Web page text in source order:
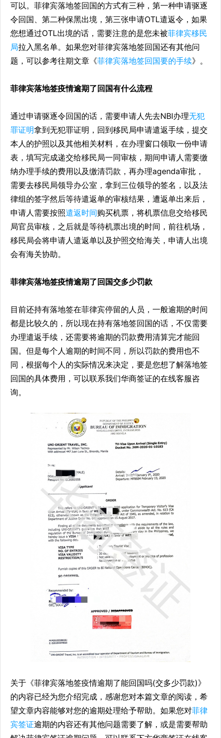
可以。菲律宾落地签回国的方式有三种，第一种申请驱逐
令回国、第二种保黑出境，第三张申请OTL遣返令，如果
您想通过OTL出境的话，需要注意的是您未被菲律宾移民
局拉入黑名单。如果您对菲律宾落地签回国还有其他问
题，可以参考往期文章《菲律宾落地签回国要的手续》。
菲律宾落地签疫情逾期了回国有什么流程
通过申请驱逐令回国的话，需要申请人先去NBI办理无犯
罪证明拿到无犯罪证明，回到移民局申请遣返手续，提交
本人的护照以及其他相关材料，在办理窗口领取一份申请
表，填写完成递交给移民局一同审核，期间申请人需要缴
纳办理手续的费用以及缴清罚款，再办理agenda审批，
需要去移民局领导办公室，拿到三位领导的签名，以及法
律组的签字然后等待遣返单的审核结果，遭返单出来后，
申请人需要按照遣返时间购买机票，将机票信息交给移民
局官员审核，之后就是等待机票出境的时间，前往机场，
移民局会将申请人遣返单以及护照交给海关，申请人出境
会有海关协助。
菲律宾落地签疫情逾期了回国交多少罚款
目前还持有落地签在菲律宾停留的人员，一般逾期的时间
都是比较久的，所以现在持有落地签回国的话，不仅需要
办理遣返手续，还需要将逾期的罚款费用清算完才能回
国。但是每个人逾期的时间不同，所以罚款的费用也不
同，根据每个人的实际情况来决定，要是您想了解落地签
回国的具体费用，可以联系我们华商签证的在线客服咨
询。
关于《菲律宾落地签疫情逾期了能回国吗(交多少罚款)》
的内容已经为您介绍完成，感谢您对本篇文章的阅读，希
望文章内容能够对您的逾期处理给予帮助。如果您对菲律
宾签证逾期的内容还有其他问题需要了解，或是需要帮助